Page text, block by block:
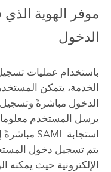
موفر الهوية
الدخول
باستخدام عمليات
الخدمة، يتمكن
الدخول مباشرةً
يرسل المستخدم
استجابة SAML مباشرةً إلى
يتم تسجيل دخول
الإلكترونية حيث